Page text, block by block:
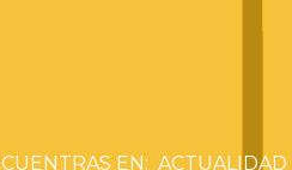
ACTUALIDAD